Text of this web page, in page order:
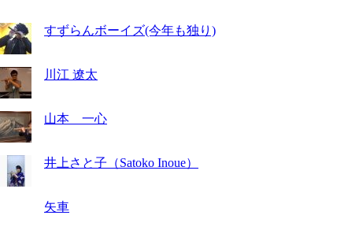
すずらんボーイズ(今年も独り)
川江 遼太
山本 一心
井上さと子（Satoko Inoue）
矢車